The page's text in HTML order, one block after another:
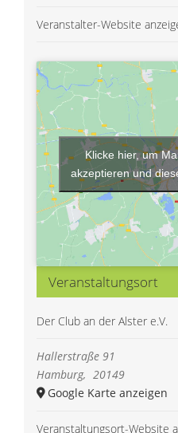
Veranstalter-Website
Veranstaltungsort
Der Club an der Alster e.V.
Hallerstraße 91
Hamburg, 20149
Google Karte anzeigen
Veranstaltungsort-Website
Klicke hier, um
akzeptieren und